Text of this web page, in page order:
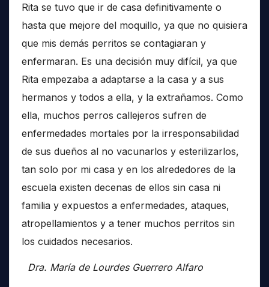
Rita se tuvo que ir de casa definitivamente o
hasta que mejore del moquillo, ya que no quisiera
que mis demás perritos se contagiaran y
enfermaran. Es una decisión muy difícil, ya que
Rita empezaba a adaptarse a la casa y a sus
hermanos y todos a ella, y la extrañamos. Como
ella, muchos perros callejeros sufren de
enfermedades mortales por la irresponsabilidad
de sus dueños al no vacunarlos y esterilizarlos,
tan solo por mi casa y en los alrededores de la
escuela existen decenas de ellos sin casa ni
familia y expuestos a enfermedades, ataques,
atropellamientos y a tener muchos perritos sin
los cuidados necesarios.
Dra. María de Lourdes Guerrero Alfaro